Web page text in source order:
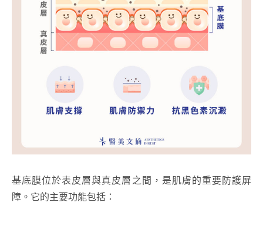
基底膜位於表皮層與真皮層之間，是肌膚的重要防護屏
障。它的主要功能包括：